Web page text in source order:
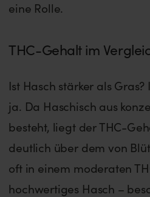
eine Rolle.
THC-Gehalt im
Ist Hasch stärker als
ja. Da Haschisch aus
besteht, liegt der THC-
deutlich über dem von
oft in einem moderaten
hochwertiges Hasch –